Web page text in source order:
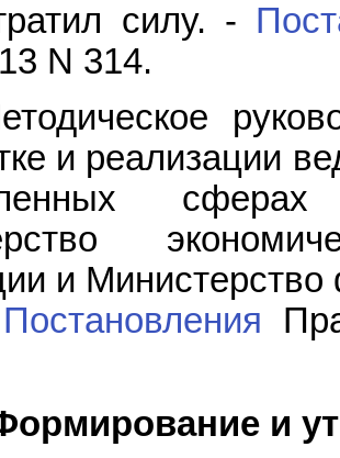
силу. -
N 314.
и реализации
сферах
и
Постановления
и